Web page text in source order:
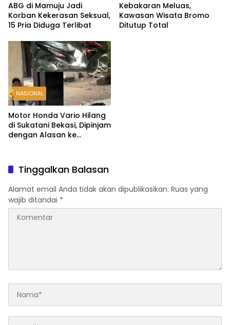
ABG di Mamuju Jadi
Korban Kekerasan Seksual,
15 Pria Diduga Terlibat
Kebakaran Meluas,
Kawasan Wisata Bromo
Ditutup Total
NASIONAL
Motor Honda Vario Hilang
di Sukatani Bekasi, Dipinjam
dengan Alasan ke
Tinggalkan Balasan
Alamat email Anda tidak akan dipublikasikan. Ruas yang
wajib ditandai *